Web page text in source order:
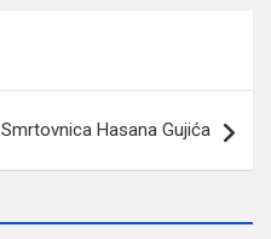
Smrtovnica Hasana Gujića